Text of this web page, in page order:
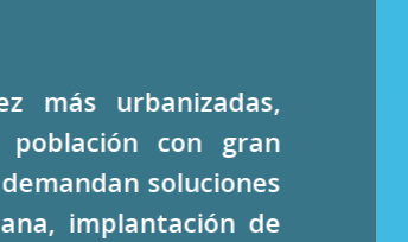
más urbanizadas,
con gran
soluciones
implantación de